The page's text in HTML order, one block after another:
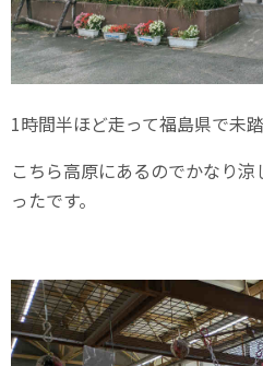
1時間半ほど走って福島県で未
こちら高原にあるのでかなり
ったです。